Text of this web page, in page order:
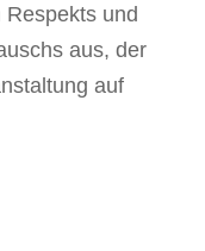
und
aus, der
auf